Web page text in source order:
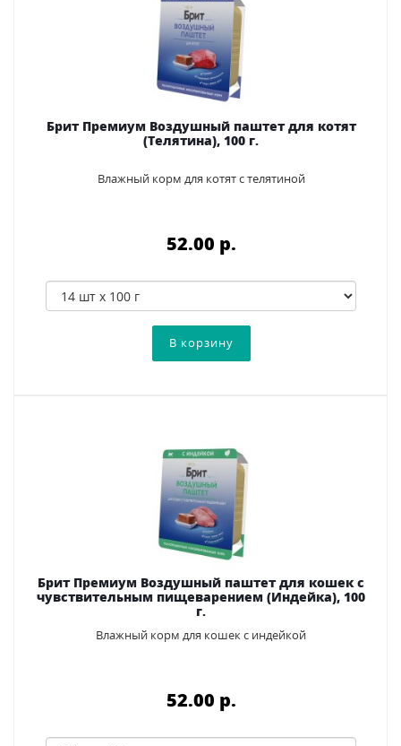
Брит Премиум Воздушный паштет для котят
(Телятина), 100 г.
Влажный корм для котят с телятиной
52.00 p.
Брит Премиум Воздушный паштет для кошек с
чувствительным пищеварением (Индейка), 100
г.
Влажный корм для кошек с индейкой
52.00 p.